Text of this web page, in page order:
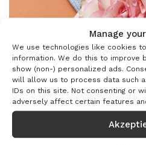
Manage
We use technologies like cookies
information. We do this to improve
show (non-) personalized ads.
will allow us to process data such
IDs on this site. Not consenting or
adversely affect certain features
7 Faktoren, die
Intimgeruch
Wir zeigen Dir, woran man
Veränderungen erkennt